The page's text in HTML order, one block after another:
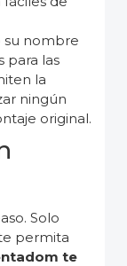
su nombre
para las
la
ningún
original.
Solo
permita
te